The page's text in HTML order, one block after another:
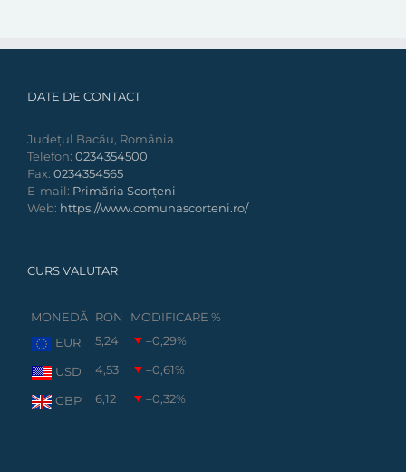
DATE DE CONTACT
Județul Bacău, România
Telefon: 0234354500
Fax: 0234354565
E-mail: Primăria Scorțeni
Web: https://www.comunascorteni.ro/
CURS VALUTAR
MONEDĂ RON
MODIFICARE %
EUR
5,24 –0,29%
USD 4,53 –0,61%
GBP 6,12 –0,32%